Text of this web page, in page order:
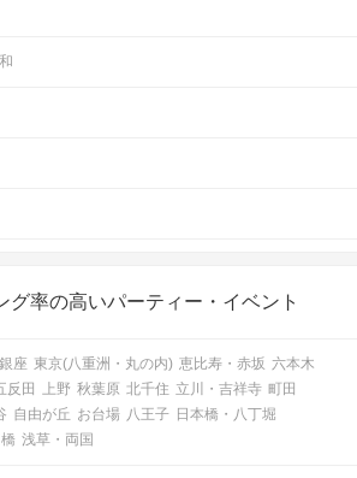
グ率の高いパーティー・イベント
銀座 東京(八重洲・丸の内) 恵比寿・赤坂 六本木
反田 上野 秋葉原 北千住 立川・吉祥寺 町田
自由が丘 お台場 八王子 日本橋・八丁堀
浅草・両国